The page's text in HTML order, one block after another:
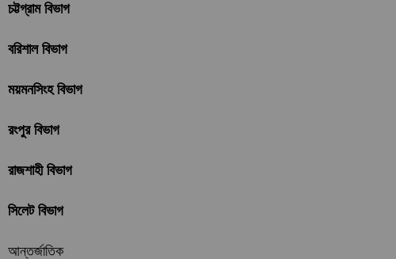
চট্টগ্রাম বিভাগ
বরিশাল বিভাগ
ময়মনসিংহ বিভাগ
রংপুর বিভাগ
রাজশাহী বিভাগ
সিলেট বিভাগ
আন্তর্জাতিক